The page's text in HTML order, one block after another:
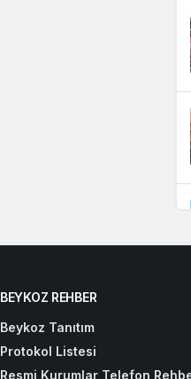
BEYKOZ REHBER
Beykoz Tanıtım
Protokol Listesi
Resmi Kurumlar Telefon